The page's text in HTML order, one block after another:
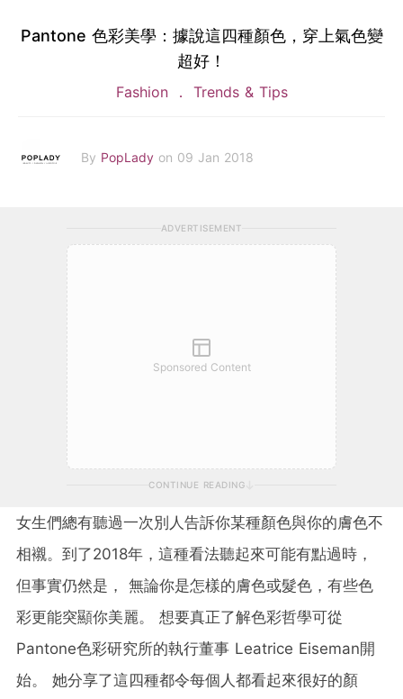
Pantone 色彩美學：據說這四種顏色，穿上氣色變
超好！
Fashion Trends & Tips
By PopLady on 09 Jan 2018
ADVERTISEMENT
Sponsored Content
CONTINUE READING
女生們總有聽過一次別人告訴你某種顏色與你的膚色不
相襯。到了2018年，這種看法聽起來可能有點過時，
但事實仍然是，
無論你是怎樣的膚色或髮色，有些色
彩更能突顯你美麗。
想要真正了解色彩哲學可從
Pantone色彩研究所的執行董事 Leatrice Eiseman開
始。
她分享了這四種都令每個人都看起來很好的顏